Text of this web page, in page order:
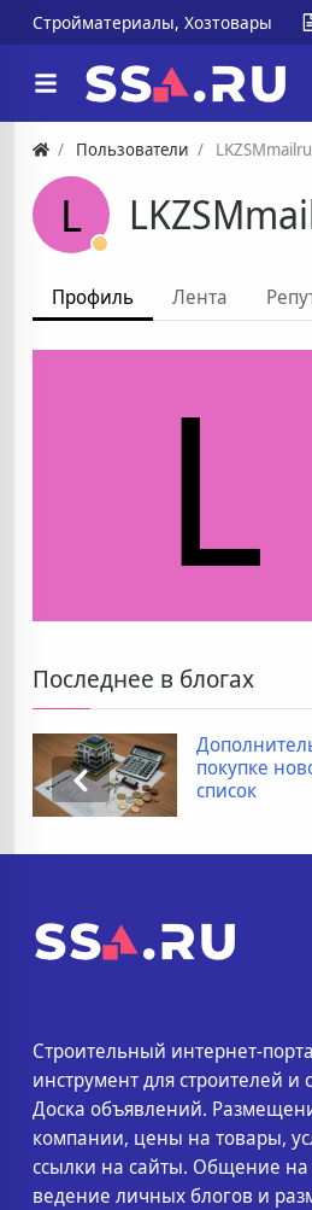
Стройматериалы, Хозтовары
Пользователи LKZSMmailru
L
Профиль Лента
L
Последнее в блогах
покупке
список
Строительный интернет-
инструмент для строителей
Доска объявлений.
компании, цены на товары,
ссылки на сайты. Общение на
ведение личных блогов и